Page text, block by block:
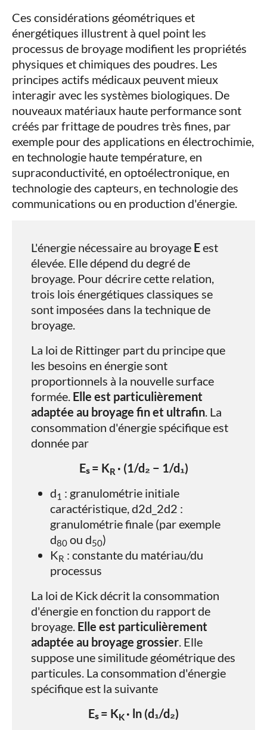
Ces considérations géométriques et
énergétiques illustrent à quel point les
processus de broyage modifient les propriétés
physiques et chimiques des poudres. Les
principes actifs médicaux peuvent mieux
interagir avec les systèmes biologiques. De
nouveaux matériaux haute performance sont
créés par frittage de poudres très fines, par
exemple pour des applications en électrochimie,
en technologie haute température, en
supraconductivité, en optoélectronique, en
technologie des capteurs, en technologie des
communications ou en production d'énergie.
L'énergie nécessaire au broyage Eest
élevée. Elle dépend du degré de
broyage. Pour décrire cette relation,
trois lois énergétiques classiques se
sont imposées dans la technique de
broyage.
La loi de Rittinger part du principe que
les besoins en énergie sont
proportionnels à la nouvelle surface
formée. Elle est particulièrement
adaptée au broyage fin et ultrafin. La
consommation d'énergie spécifique est
donnée par
Eₛ = KR · (1/d₂ − 1/d₁)
d1 ​ : granulométrie initiale
caractéristique, d2d_2d2​ :
granulométrie finale (par exemple
d80 ​ ou d50​)
KR ​ : constante du matériau/du
processus
La loi de Kick décrit la consommation
d'énergie en fonction du rapport de
broyage. Elle est particulièrement
adaptée au broyage grossier. Elle
suppose une similitude géométrique des
particules. La consommation d'énergie
spécifique est la suivante
Eₛ = KK · ln (d₁/d₂)